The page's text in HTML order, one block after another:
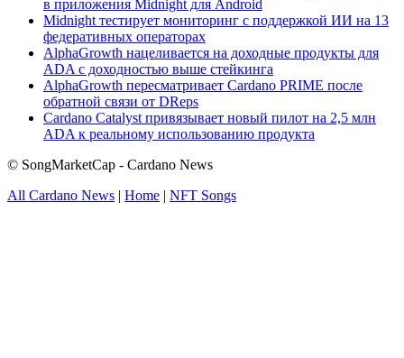
в приложения Midnight для Android
Midnight тестирует мониторинг с поддержкой ИИ на 13
федеративных операторах
AlphaGrowth нацеливается на доходные продукты для
ADA с доходностью выше стейкинга
AlphaGrowth пересматривает Cardano PRIME после
обратной связи от DReps
Cardano Catalyst привязывает новый пилот на 2,5 млн
ADA к реальному использованию продукта
© SongMarketCap - Cardano News
All Cardano News | Home | NFT Songs